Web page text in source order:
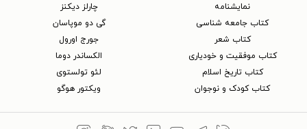
نمایشنامه
کتاب جامعه شناسی
کتاب شعر
کتاب موفقیت و خودیاری
کتاب تاریخ اسلام
کتاب کودک و نوجوان
چارلز دیکنز
گی دو موپاسان
جورج اورول
الکساندر دوما
لئو تولستوی
ویکتور هوگو